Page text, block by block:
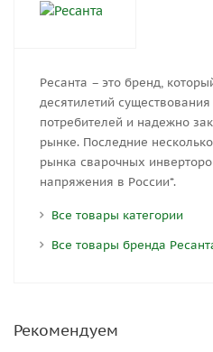
Ресанта – это бренд,
десятилетий
потребителей и надежно
рынке. Последние
рынка сварочных
напряжения в России*.
Все товары категории
Все товары бренда
Рекомендуем